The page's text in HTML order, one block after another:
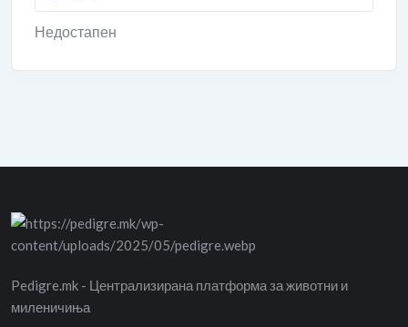
Недостапен
Pedigre.mk - Централизирана платформа за животни и
миленичиња